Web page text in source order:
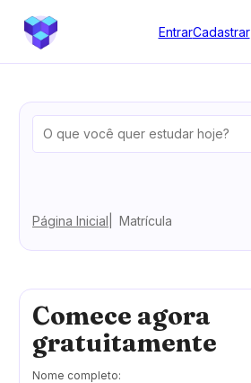
EntrarCadastrar
Página Inicial Matrícula
Comece agora
gratuitamente
Nome completo: